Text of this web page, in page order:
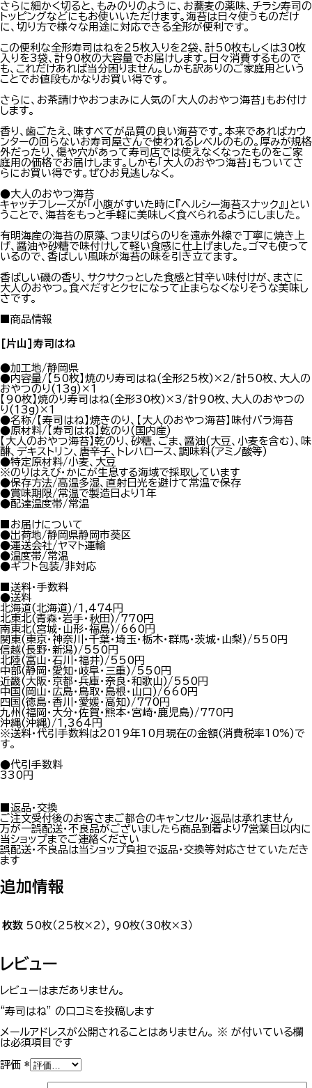
さらに細かく切ると、もみのりのように、お蕎麦の薬味、チラシ寿司の
トッピングなどにもお使いいただけます。海苔は日々使うものだけ
に、切り方で様々な用途に対応できる全形が便利です。
この便利な全形寿司はねを25枚入りを2袋、計50枚もしくは30枚
入りを3袋、計90枚の大容量でお届けします。日々消費するもので
も、これだけあれば当分困りません。しかも訳ありのご家庭用という
ことでお値段もかなりお買い得です。
さらに、お茶請けやおつまみに人気の「大人のおやつ海苔」もお付け
します。
香り、歯ごたえ、味すべてが品質の良い海苔です。本来であればカウ
ンターの回らないお寿司屋さんで使われるレベルのもの。厚みが規格
外だったり、傷や穴があって寿司店では使えなくなったものをご家
庭用の価格でお届けします。しかも「大人のおやつ海苔」もついてさ
らにお買い得です。ぜひお見逃しなく。
●大人のおやつ海苔
キャッチフレーズが「小腹がすいた時に『ヘルシー海苔スナック』」とい
うことで、海苔をもっと手軽に美味しく食べられるようにしました。
有明海産の海苔の原藻、つまりばらのりを遠赤外線で丁寧に焼き上
げ、醤油や砂糖で味付けして軽い食感に仕上げました。ゴマも使って
いるので、香ばしい風味が海苔の味を引き立てます。
香ばしい磯の香り、サクサクっとした食感と甘辛い味付けが、まさに
大人のおやつ。食べだすとクセになって止まらなくなりそうな美味し
さです。
■商品情報
[片山]寿司はね
●加工地/静岡県
●内容量/【50枚】焼のり寿司はね(全形25枚)×2/計50枚、大人の
おやつのり(13g)×1
【90枚】焼のり寿司はね(全形30枚)×3/計90枚、大人のおやつの
り(13g)×1
●名称/【寿司はね】焼きのり、【大人のおやつ海苔】味付バラ海苔
●原材料/【寿司はね】乾のり(国内産)
【大人のおやつ海苔】乾のり、砂糖、ごま、醤油(大豆、小麦を含む)、味
醂、デキストリン、唐辛子、トレハロース、調味料(アミノ酸等)
●特定原材料/小麦、大豆
※のりはえび・かにが生息する海域で採取しています
●保存方法/高温多湿、直射日光を避けて常温で保存
●賞味期限/常温で製造日より1年
●配達温度帯/常温
■お届けについて
●出荷地/静岡県静岡市葵区
●運送会社/ヤマト運輸
●温度帯/常温
●ギフト包装/非対応
■送料・手数料
●送料
北海道(北海道)/1,474円
北東北(青森・岩手・秋田)/770円
南東北(宮城・山形・福島)/660円
関東(東京・神奈川・千葉・埼玉・栃木・群馬・茨城・山梨)/550円
信越(長野・新潟)/550円
北陸(富山・石川・福井)/550円
中部(静岡・愛知・岐阜・三重)/550円
近畿(大阪・京都・兵庫・奈良・和歌山)/550円
中国(岡山・広島・鳥取・島根・山口)/660円
四国(徳島・香川・愛媛・高知)/770円
九州(福岡・大分・佐賀・熊本・宮崎・鹿児島)/770円
沖縄(沖縄)/1,364円
※送料・代引手数料は2019年10月現在の金額(消費税率10%)で
す。
●代引手数料
330円
■返品・交換
ご注文受付後のお客さまご都合のキャンセル・返品は承れません
万が一誤配送・不良品がございましたら商品到着より7営業日以内に
当ショップまでご連絡ください
誤配送・不良品は当ショップ負担で返品・交換等対応させていただき
ます
追加情報
枚数 50枚（25枚×2）, 90枚（30枚×3）
レビュー
レビューはまだありません。
“寿司はね” の口コミを投稿します
メールアドレスが公開されることはありません。 ※ が付いている欄
は必須項目です
評価 *